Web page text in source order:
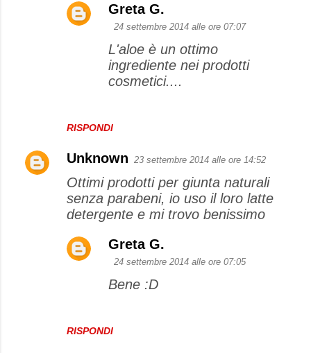
RISPONDI
Greta G.
24 settembre 2014 alle ore 07:07
L'aloe è un ottimo
ingrediente nei prodotti
cosmetici....
Unknown 23 settembre 2014 alle ore 14:52
Ottimi prodotti per giunta naturali
senza parabeni, io uso il loro latte
detergente e mi trovo benissimo
RISPONDI
Greta G.
24 settembre 2014 alle ore 07:05
Bene :D